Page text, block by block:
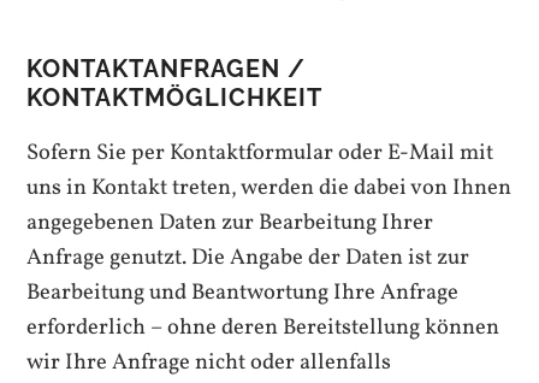
KONTAKTANFRAGEN /
KONTAKTMÖGLICHKEIT
Sofern Sie per Kontaktformular oder E-Mail mit
uns in Kontakt treten, werden die dabei von Ihnen
angegebenen Daten zur Bearbeitung Ihrer
Anfrage genutzt. Die Angabe der Daten ist zur
Bearbeitung und Beantwortung Ihre Anfrage
erforderlich – ohne deren Bereitstellung können
wir Ihre Anfrage nicht oder allenfalls